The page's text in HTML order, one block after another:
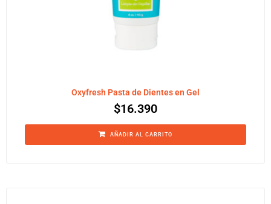
Oxyfresh Pasta de Dientes en Gel
$16.390
AÑADIR AL CARRITO